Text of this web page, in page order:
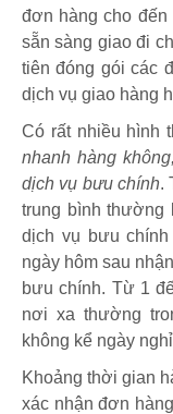
đơn hàng cho đến
sẵn sàng giao đi
tiên đóng gói các
dịch vụ giao hàng
Có rất nhiều hình
nhanh hàng
dịch vụ bưu chính.
trung bình thường
dịch vụ bưu
ngày hôm sau
bưu chính. Từ 1
nơi xa thường
không kể ngày
Khoảng thời gian
xác nhận đơn